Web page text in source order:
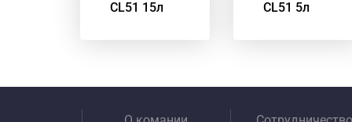
CL51 15л
CL51 5л